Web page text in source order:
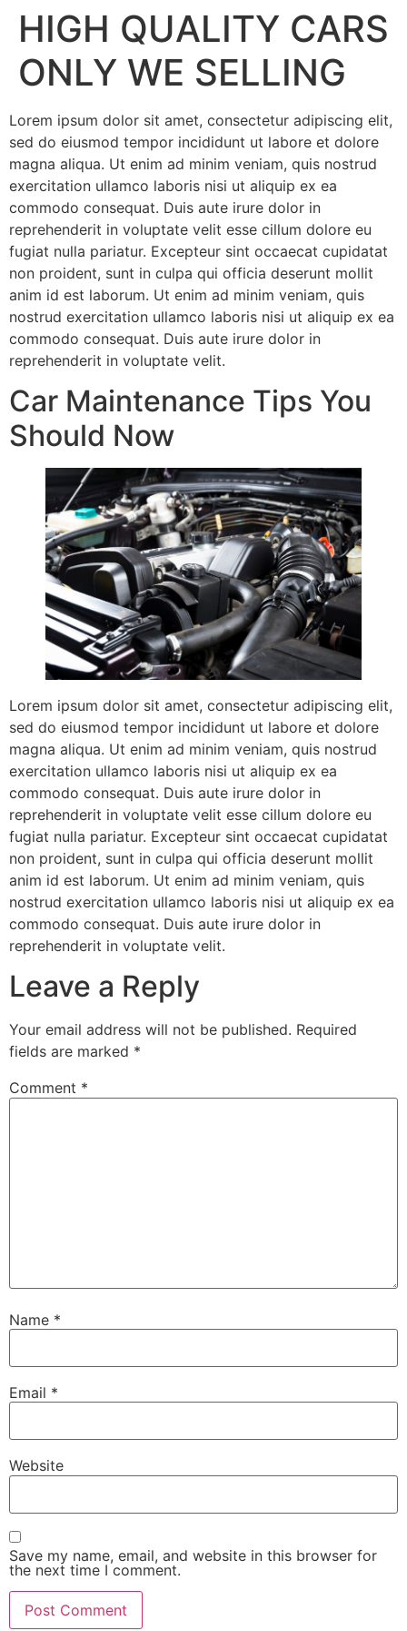
HIGH QUALITY CARS
ONLY WE SELLING
Lorem ipsum dolor sit amet, consectetur adipiscing elit,
sed do eiusmod tempor incididunt ut labore et dolore
magna aliqua. Ut enim ad minim veniam, quis nostrud
exercitation ullamco laboris nisi ut aliquip ex ea
commodo consequat. Duis aute irure dolor in
reprehenderit in voluptate velit esse cillum dolore eu
fugiat nulla pariatur. Excepteur sint occaecat cupidatat
non proident, sunt in culpa qui officia deserunt mollit
anim id est laborum. Ut enim ad minim veniam, quis
nostrud exercitation ullamco laboris nisi ut aliquip ex ea
commodo consequat. Duis aute irure dolor in
reprehenderit in voluptate velit.
Car Maintenance Tips You
Should Now
Lorem ipsum dolor sit amet, consectetur adipiscing elit,
sed do eiusmod tempor incididunt ut labore et dolore
magna aliqua. Ut enim ad minim veniam, quis nostrud
exercitation ullamco laboris nisi ut aliquip ex ea
commodo consequat. Duis aute irure dolor in
reprehenderit in voluptate velit esse cillum dolore eu
fugiat nulla pariatur. Excepteur sint occaecat cupidatat
non proident, sunt in culpa qui officia deserunt mollit
anim id est laborum. Ut enim ad minim veniam, quis
nostrud exercitation ullamco laboris nisi ut aliquip ex ea
commodo consequat. Duis aute irure dolor in
reprehenderit in voluptate velit.
Leave a Reply
Your email address will not be published. Required
fields are marked *
Comment *
Name *
Email *
Website
Save my name, email, and website in this browser for
the next time I comment.